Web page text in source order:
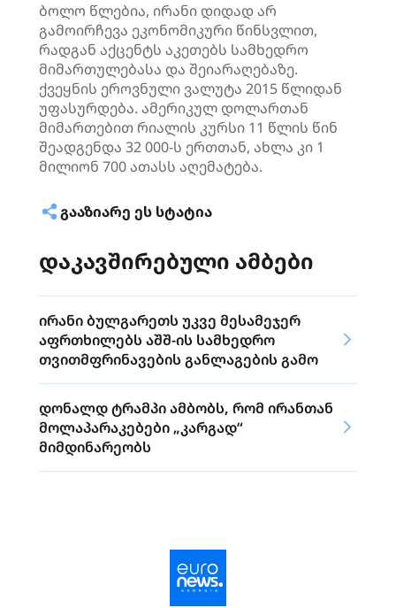
ბოლო წლებია, ირანი დიდად არ
გამოირჩევა ეკონომიკური წინსვლით,
რადგან აქცენტს აკეთებს სამხედრო
მიმართულებასა და შეიარაღებაზე.
ქვეყნის ეროვნული ვალუტა 2015 წლიდან
უფასურდება. ამერიკულ დოლართან
მიმართებით რიალის კურსი 11 წლის წინ
შეადგენდა 32 000-ს ერთთან, ახლა კი 1
მილიონ 700 ათასს აღემატება.
ᲒᲐᲐᲖᲘᲐᲠᲔ ᲔᲡ ᲡᲢᲐᲢᲘᲐ
დაკავშირებული ამბები
ირანი ბულგარეთს უკვე მესამეჯერ
აფრთხილებს აშშ-ის სამხედრო
თვითმფრინავების განლაგების გამო
დონალდ ტრამპი ამბობს, რომ ირანთან
მოლაპარაკებები „კარგად“
მიმდინარეობს